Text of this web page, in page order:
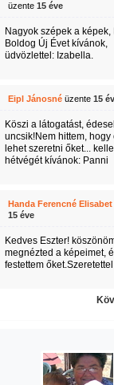
üzente 15 éve
Nagyok szépek a képek,
Boldog Új Évet kívánok,
üdvözlettel: Izabella.
Eipl Jánosnéüzente 15
Köszi a látogatást,
uncsik!Nem hittem, hogy
lehet szeretni őket...
hétvégét kívánok: Panni
Handa Ferencné Elisabet
15 éve
Kedves Eszter!
megnézted a képeimet,
festettem